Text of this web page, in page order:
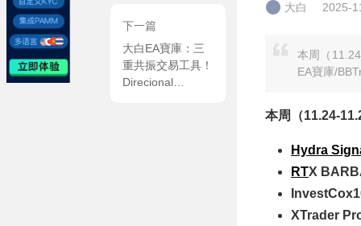
EA
下一篇
大白EA寶庫：三
重共振交易工具！
Direcional
大白 2025-
本周（
EA寶庫/
本周（11.24-
Hydra
RTX
XTrader